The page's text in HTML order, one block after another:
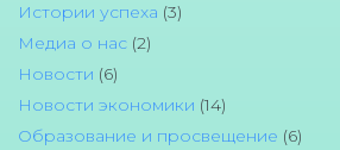
Истории успеха (3)
Медиа о нас (2)
Новости (6)
Новости экономики (14)
Образование и просвещение (6)